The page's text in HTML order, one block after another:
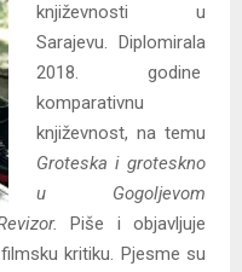
književnosti u
Sarajevu. Diplomirala
2018. godine
komparativnu
književnost, na temu
Groteska i groteskno
u Gogoljevom
Piše i objavljuje
kritiku. Pjesme su